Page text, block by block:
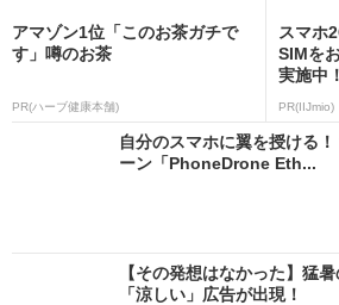
アマゾン1位「このお茶ガチで
す」噂のお茶
PR(ハーブ健康本舗)
スマホ
SIMを
実施中！
PR(IIJmio)
自分のスマホに翼を授ける
ーン「PhoneDrone Eth...
【その発想はなかった】猛
「涼しい」広告が出現！